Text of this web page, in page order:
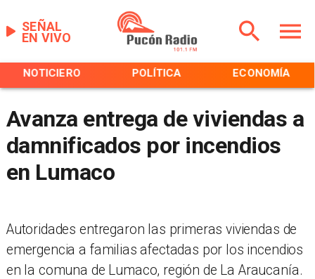
EN VIVO
SEÑAL
NOTICIERO POLÍTICA ECONOMÍA
Avanza entrega de viviendas a
damnificados por incendios
en Lumaco
Autoridades entregaron las primeras viviendas de
emergencia a familias afectadas por los incendios
en la comuna de Lumaco, región de La Araucanía.